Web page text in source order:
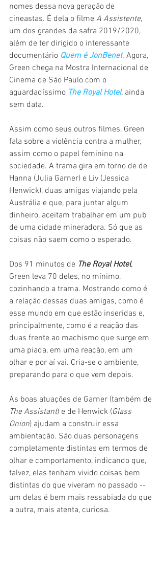
nomes dessa nova geração de
cineastas. É dela o filme A Assistente,
um dos grandes da safra 2019/2020,
além de ter dirigido o interessante
documentário Quem é JonBenet. Agora,
Green chega na Mostra Internacional de
Cinema de São Paulo com o
aguardadíssimo The Royal Hotel, ainda
sem data.
Assim como seus outros filmes, Green
fala sobre a violência contra a mulher,
assim como o papel feminino na
sociedade. A trama gira em torno de de
Hanna (Julia Garner) e Liv (Jessica
Henwick), duas amigas viajando pela
Austrália e que, para juntar algum
dinheiro, aceitam trabalhar em um pub
de uma cidade mineradora. Só que as
coisas não saem como o esperado.
Dos 91 minutos de The Royal Hotel,
Green leva 70 deles, no mínimo,
cozinhando a trama. Mostrando como é
a relação dessas duas amigas, como é
esse mundo em que estão inseridas e,
principalmente, como é a reação das
duas frente ao machismo que surge em
uma piada, em uma reação, em um
olhar e por aí vai. Cria-se o ambiente,
preparando para o que vem depois.
As boas atuações de Garner (também de
The Assistant) e de Henwick (Glass
Onion) ajudam a construir essa
ambientação. São duas personagens
completamente distintas em termos de
olhar e comportamento, indicando que,
talvez, elas tenham vivido coisas bem
distintas do que viveram no passado --
um delas é bem mais ressabiada do que
a outra, mais atenta, curiosa.